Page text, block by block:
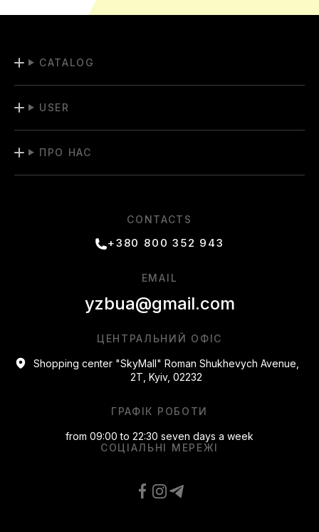
CATALOG
USER
ПРО НАС
CONTACTS
+380 800 352 943
ЦЕНТРАЛЬНИЙ ОФІС
Shopping center "SkyMall" Roman Shukhevych Avenue,
2T, Kyiv, 02232
СОЦІАЛЬНІ МЕРЕЖІ
EMAIL
yzbua@gmail.com
ГРАФІК РОБОТИ
from 09:00 to 22:30 seven days a week